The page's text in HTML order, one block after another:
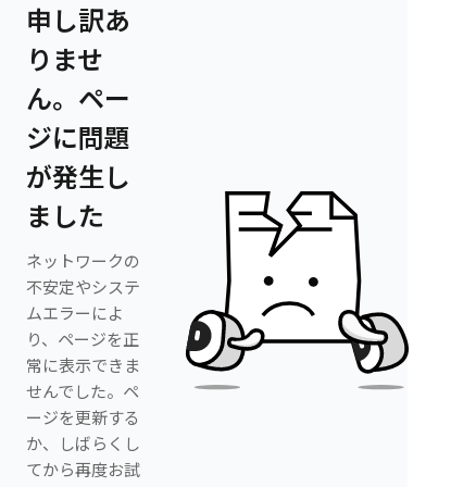
申し訳あ
りませ
ん。ペー
ジに問題
が発生し
ました
ネットワークの
不安定やシステ
ムエラーによ
り、ページを正
常に表示できま
せんでした。ペ
ージを更新する
か、しばらくし
てから再度お試